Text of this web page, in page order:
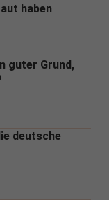
haben
guter Grund,
deutsche